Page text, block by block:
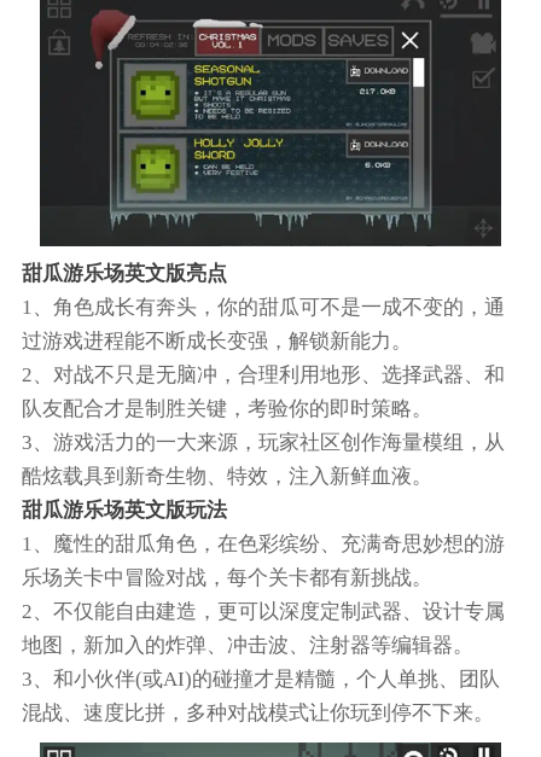
甜瓜游乐场英文版亮点
1、角色成长有奔头，你的甜瓜可不是一成不变的，通
过游戏进程能不断成长变强，解锁新能力。
2、对战不只是无脑冲，合理利用地形、选择武器、和
队友配合才是制胜关键，考验你的即时策略。
3、游戏活力的一大来源，玩家社区创作海量模组，从
酷炫载具到新奇生物、特效，注入新鲜血液。
甜瓜游乐场英文版玩法
1、魔性的甜瓜角色，在色彩缤纷、充满奇思妙想的游
乐场关卡中冒险对战，每个关卡都有新挑战。
2、不仅能自由建造，更可以深度定制武器、设计专属
地图，新加入的炸弹、冲击波、注射器等编辑器。
3、和小伙伴(或AI)的碰撞才是精髓，个人单挑、团队
混战、速度比拼，多种对战模式让你玩到停不下来。